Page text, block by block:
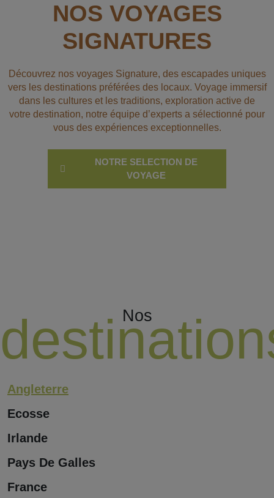
NOS VOYAGES
SIGNATURES
Découvrez nos voyages Signature, des escapades uniques
vers les destinations préférées des locaux. Voyage immersif
dans les cultures et les traditions, exploration active de
votre destination, notre équipe d’experts a sélectionné pour
vous des expériences exceptionnelles.
NOTRE SELECTION DE
VOYAGE
Nos
Angleterre
Ecosse
Irlande
Pays De Galles
France